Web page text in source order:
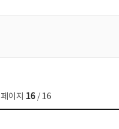
페이지 16 / 16